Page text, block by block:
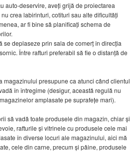
auto-deservire, aveți grijă de proiectarea
crea labirinturi, cotituri sau alte dificultăți
ar fi bine să planificați schema de
se deplaseze prin sala de comerț în direcția
Între rafturi preferabil să fie o distanță de
magazinului presupune ca atunci când clientul
în întregime (desigur, această regulă nu
amplasate pe suprafețe mari).
să vadă toate produsele din magazin, chiar și
rafturile și vitrinele cu produsele cele mai
în diverse locuri ale magazinului, aici mă
cele din carne, precum și pâine, produsele